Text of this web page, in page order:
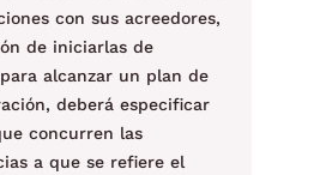
con sus acreedores,
de iniciarlas de
alcanzar un plan de
deberá especificar
concurren las
a que se refiere el